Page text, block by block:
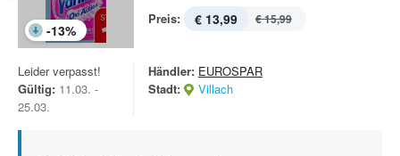
-13%
Preis: € 13,99 € 15,99
Leider verpasst!
Gültig: 11.03. -
25.03.
Händler: EUROSPAR
Stadt:
Villach